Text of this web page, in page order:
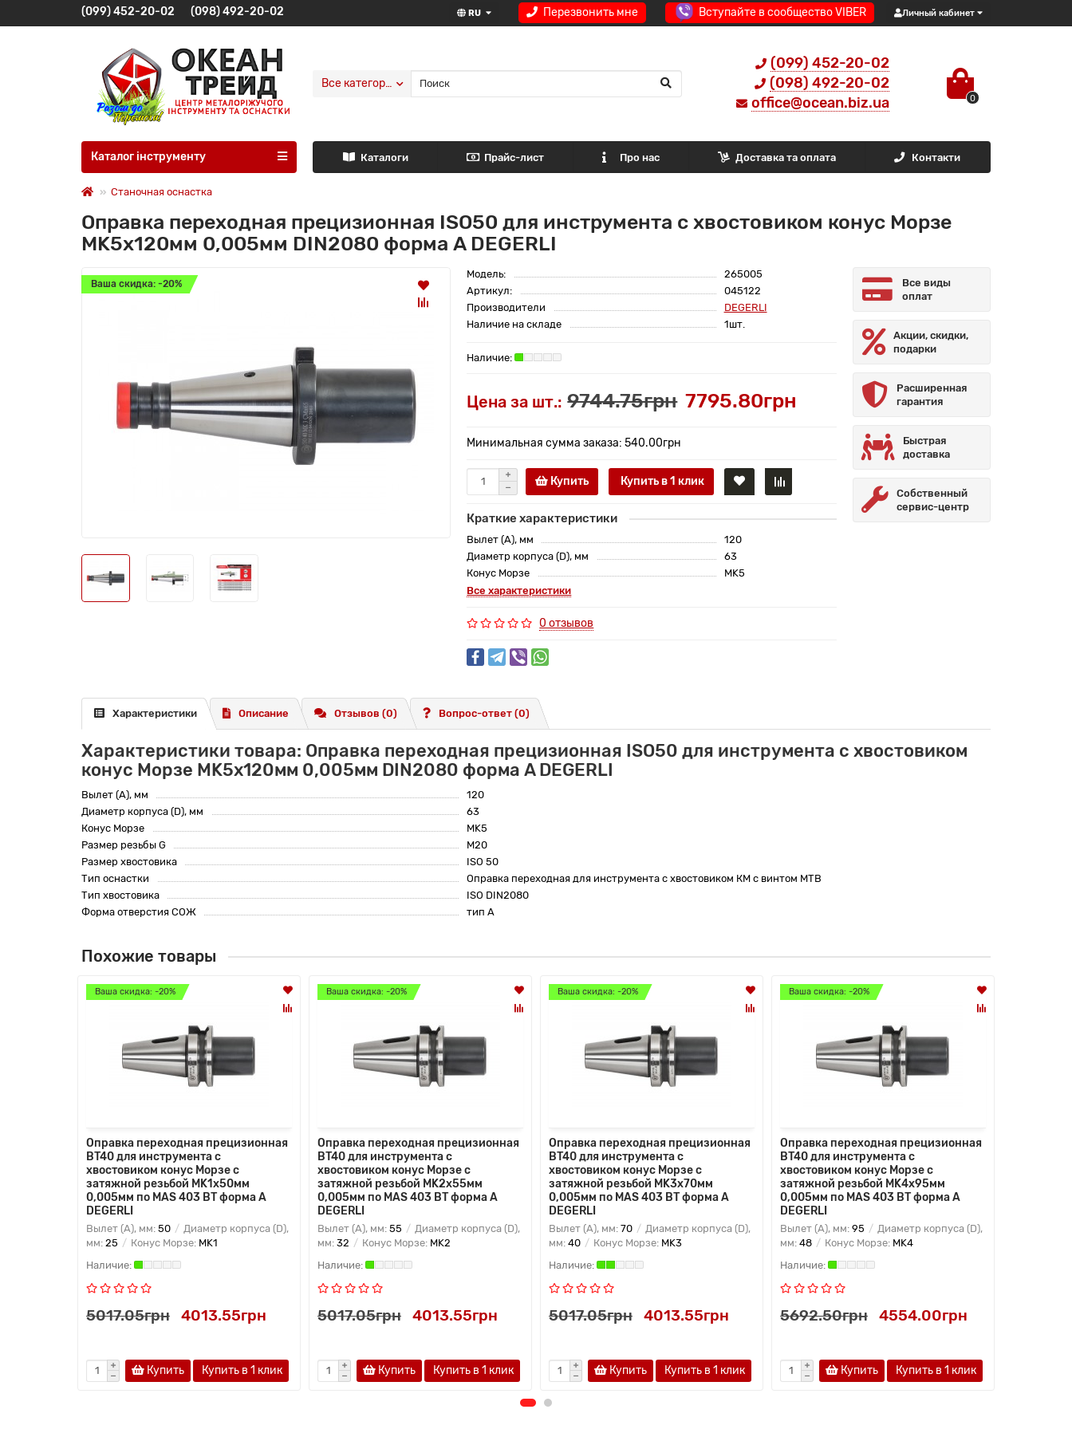
Перезвонить мне Вступайте в сообщество VIBER Личный кабинет
RU
(099) 452-20-02 (098) 492-20-02
(099) 452-20-02
(098) 492-20-02
office@ocean.biz.ua
0
Все категории
Каталог інструменту Каталоги Прайс-лист Про нас Доставка та оплата Контакти
Станочная оснастка
Оправка переходная прецизионная ISO50 для инструмента с хвостовиком конус Морзе
MK5x120мм 0,005мм DIN2080 форма A DEGERLI
Ваша скидка: -20%
Модель:
265005
Артикул:
045122
Производители
DEGERLI
Наличие на складе
1шт.
Цена за шт.: 9744.75грн 7795.80грн
Минимальная сумма заказа: 540.00грн
Купить Купить в 1 клик
Краткие характеристики
Вылет (A), мм
120
Диаметр корпуса (D), мм
63
Конус Морзе
MK5
Все характеристики
0 отзывов
Все виды
оплат
Акции, скидки,
подарки
Расширенная
гарантия
Быстрая
доставка
Собственный
сервис-центр
Характеристики Описание Отзывов (0) Вопрос-ответ (0)
Характеристики товара: Оправка переходная прецизионная ISO50 для инструмента с хвостовиком
конус Морзе MK5x120мм 0,005мм DIN2080 форма A DEGERLI
Вылет (A), мм
120
Диаметр корпуса (D), мм
63
Конус Морзе
MK5
Размер резьбы G
М20
Размер хвостовика
ISO 50
Тип оснастки
Оправка переходная для инструмента с хвостовиком КМ с винтом MTB
Тип хвостовика
ISO DIN2080
Форма отверстия СОЖ
тип A
Похожие товары
Ваша скидка: -20%
Оправка переходная прецизионная
BT40 для инструмента с
хвостовиком конус Морзе с
затяжной резьбой MK1х50мм
0,005мм по MAS 403 BT форма A
DEGERLI
Вылет (A), мм: 50
Диаметр корпуса (D),
мм: 25 Конус Морзе: MK1
5017.05грн 4013.55грн
Купить Купить в 1 клик
Ваша скидка: -20%
Оправка переходная прецизионная
BT40 для инструмента с
хвостовиком конус Морзе с
затяжной резьбой MK2х55мм
0,005мм по MAS 403 BT форма A
DEGERLI
Вылет (A), мм: 55
Диаметр корпуса (D),
мм: 32 Конус Морзе: MK2
5017.05грн 4013.55грн
Купить Купить в 1 клик
Ваша скидка: -20%
Оправка переходная прецизионная
BT40 для инструмента с
хвостовиком конус Морзе с
затяжной резьбой MK3х70мм
0,005мм по MAS 403 BT форма A
DEGERLI
Вылет (A), мм: 70
Диаметр корпуса (D),
мм: 40 Конус Морзе: MK3
5017.05грн 4013.55грн
Купить Купить в 1 клик
Ваша скидка: -20%
Оправка переходная прецизионная
BT40 для инструмента с
хвостовиком конус Морзе с
затяжной резьбой MK4х95мм
0,005мм по MAS 403 BT форма A
DEGERLI
Вылет (A), мм: 95
Диаметр корпуса (D),
мм: 48 Конус Морзе: MK4
5692.50грн 4554.00грн
Купить Купить в 1 клик